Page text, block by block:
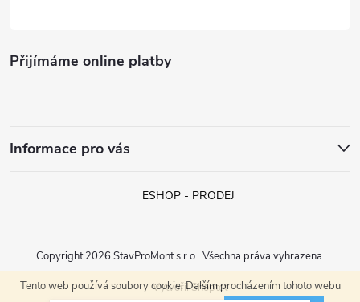
Tento web používá soubory cookie. Dalším procházením tohoto webu
Přijímáme online platby
Informace pro vás
ESHOP - PRODEJ
Vytvořil Shoptet
Copyright 2026 StavProMont s.r.o.. Všechna práva vyhrazena.